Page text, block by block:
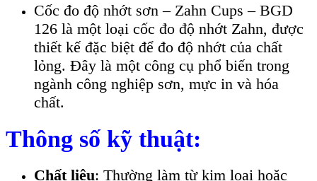
Cốc đo độ nhớt sơn – Zahn Cups – BGD
126 là một loại cốc đo độ nhớt Zahn, được
thiết kế đặc biệt để đo độ nhớt của chất
lỏng. Đây là một công cụ phổ biến trong
ngành công nghiệp sơn, mực in và hóa
chất.
Thông số kỹ thuật:
Chất liệu: Thường làm từ kim loại hoặc